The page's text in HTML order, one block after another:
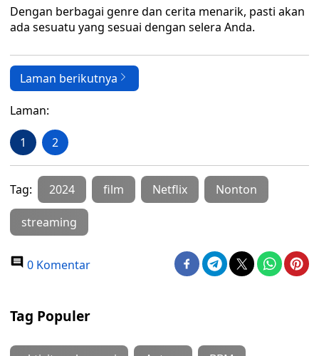
Dengan berbagai genre dan cerita menarik, pasti akan
ada sesuatu yang sesuai dengan selera Anda.
Laman berikutnya
Laman:
1 2
Tag: 2024 film Netflix Nonton
streaming
0 Komentar
Tag Populer